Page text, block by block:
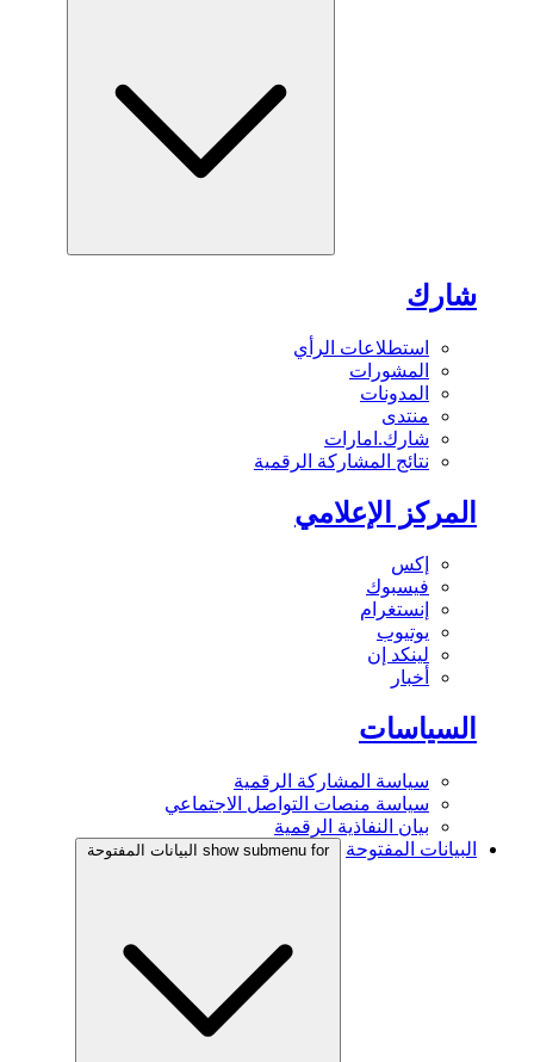
شارك
استطلاعات الرأي
المشورات
المدونات
منتدى
شارك.امارات
نتائج المشاركة الرقمية
المركز الإعلامي
إكس
فيسبوك
إنستغرام
يوتيوب
لينكد إن
أخبار
السياسات
سياسة المشاركة الرقمية
سياسة منصات التواصل الاجتماعي
بيان النفاذية الرقمية
البيانات المفتوحة
show submenu for البيانات المفتوحة